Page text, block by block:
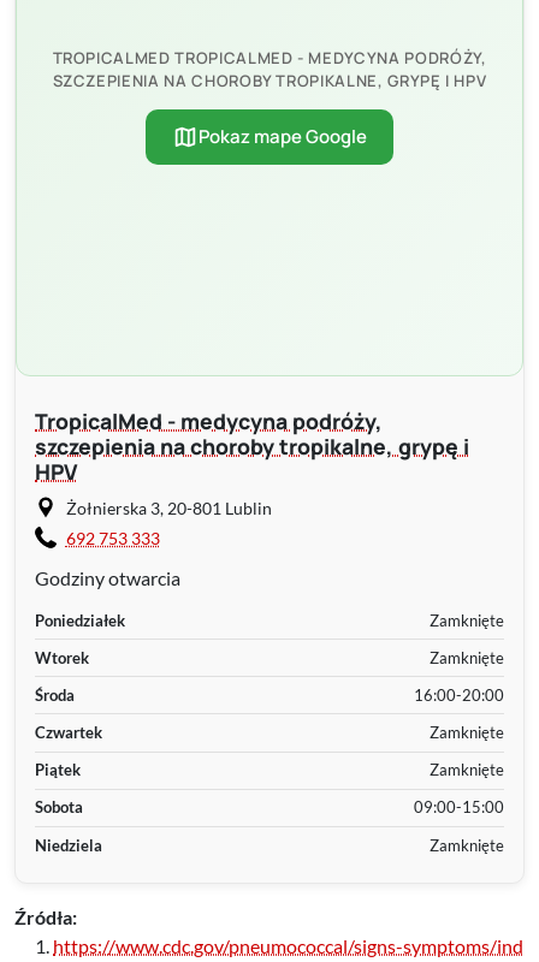
TROPICALMED TROPICALMED - MEDYCYNA PODRÓŻY,
SZCZEPIENIA NA CHOROBY TROPIKALNE, GRYPĘ I HPV
mapPokaz mape Google
TropicalMed - medycyna podróży,
szczepienia na choroby tropikalne, grypę i
HPV
Żołnierska 3, 20-801 Lublin
692 753 333
Godziny otwarcia
Poniedziałek
Zamknięte
Wtorek
Zamknięte
Środa
16:00-20:00
Czwartek
Zamknięte
Piątek
Zamknięte
Sobota
09:00-15:00
Niedziela
Zamknięte
Źródła:
https://www.cdc.gov/pneumococcal/signs-symptoms/ind